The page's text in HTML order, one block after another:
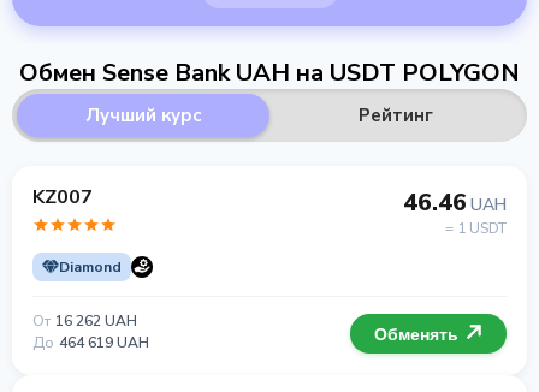
Обмен Sense Bank UAH на USDT POLYGON
Лучший курс Рейтинг
KZ007
Diamond
46.46 UAH
= 1 USDT
От 16 262 UAH
До 464 619 UAH Обменять